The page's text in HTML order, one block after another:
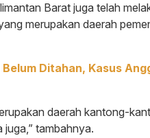
Barat juga telah
merupakan daerah
Ditahan, Kasus
daerah kantong-
juga,” tambahnya.